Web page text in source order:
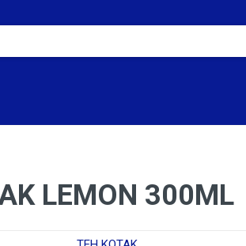
LEMON 300ML